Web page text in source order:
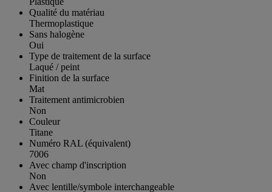
Qualité du matériau
Thermoplastique
Sans halogène
Oui
Type de traitement de la surface
Laqué / peint
Finition de la surface
Mat
Traitement antimicrobien
Non
Couleur
Titane
Numéro RAL (équivalent)
7006
Avec champ d'inscription
Non
Avec lentille/symbole interchangeable